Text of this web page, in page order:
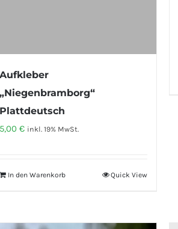
Aufkleber
„Niegenbramborg“
Plattdeutsch
5,00 € inkl. 19% MwSt.
In den Warenkorb Quick View